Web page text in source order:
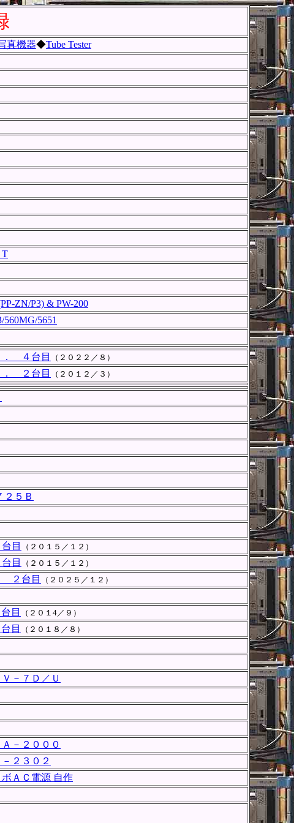
真機器◆Tube Tester
T
ZN/P3) & PW-200
5651
． ４台目 （２０２２／８）
． ２台目 （２０１２／３）
５Ｂ
目 （２０１５／１２）
目 （２０１５／１２）
２台目 （２０２５／１２）
目 （２０１4／９）
目 （２０１８／８）
－７Ｄ／Ｕ
－２０００
２３０２
ＡＣ電源 自作